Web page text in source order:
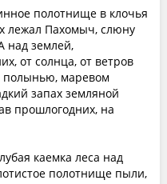
полотнище в клочья
лежал Пахомыч, слюну
над землей,
от солнца, от ветров
полынью, маревом
запах земляной
прошлогодних, на
каемка леса над
полотнище пыли,